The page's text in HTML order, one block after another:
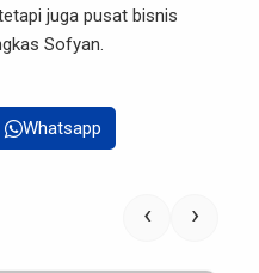
juga pusat bisnis
Sofyan.
Whatsapp
‹ ›